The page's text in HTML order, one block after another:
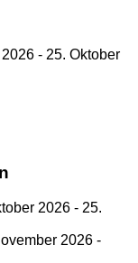
- 25. Oktober
2026 - 25.
2026 -